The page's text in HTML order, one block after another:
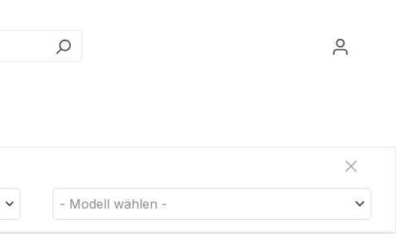
- Modell wählen -